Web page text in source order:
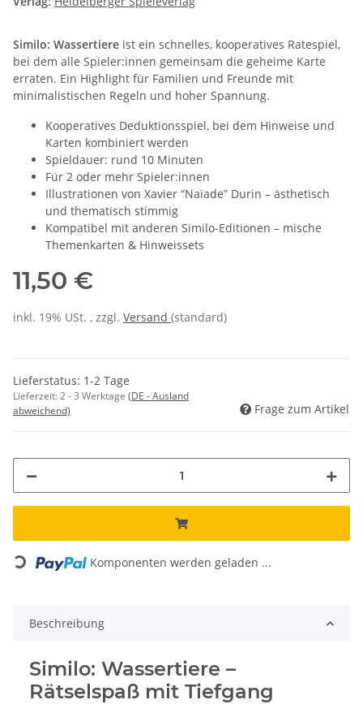
Similo: Wassertiere ist ein schnelles, kooperatives Ratespiel,
bei dem alle Spieler:innen gemeinsam die geheime Karte
erraten. Ein Highlight für Familien und Freunde mit
minimalistischen Regeln und hoher Spannung.
Kooperatives Deduktionsspiel, bei dem Hinweise und
Karten kombiniert werden
Spieldauer: rund 10 Minuten
Für 2 oder mehr Spieler:innen
Illustrationen von Xavier “Naïade” Durin – ästhetisch
und thematisch stimmig
Kompatibel mit anderen Similo-Editionen – mische
Themenkarten & Hinweissets
11,50 €
inkl. 19% USt. , zzgl. Versand (standard)
Lieferstatus: 1-2 Tage
Lieferzeit:2 - 3 Werktage (DE - Ausland
abweichend)
Frage zum Artikel
Loading... Komponenten werden geladen ...
Beschreibung
Similo: Wassertiere –
Rätselspaß mit Tiefgang